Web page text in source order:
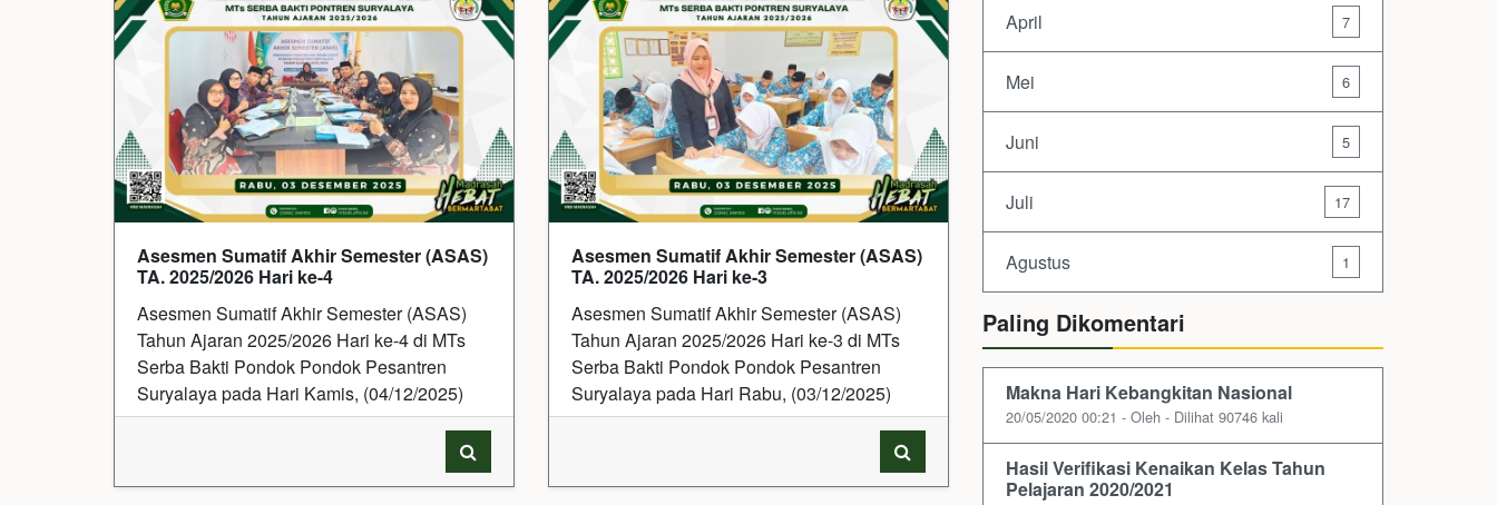
Asesmen Sumatif Akhir Semester (ASAS)
TA. 2025/2026 Hari ke-4
Asesmen Sumatif Akhir Semester (ASAS)
Tahun Ajaran 2025/2026 Hari ke-4 di MTs
Serba Bakti Pondok Pondok Pesantren
Suryalaya pada Hari Kamis, (04/12/2025)
Asesmen Sumatif Akhir Semester (ASAS)
TA. 2025/2026 Hari ke-3
Asesmen Sumatif Akhir Semester (ASAS)
Tahun Ajaran 2025/2026 Hari ke-3 di MTs
Serba Bakti Pondok Pondok Pesantren
Suryalaya pada Hari Rabu, (03/12/2025)
April 7
Mei 6
Juni 5
Juli 17
Agustus 1
Paling Dikomentari
Makna Hari Kebangkitan Nasional
20/05/2020 00:21 - Oleh - Dilihat 90746 kali
Hasil Verifikasi Kenaikan Kelas Tahun
Pelajaran 2020/2021